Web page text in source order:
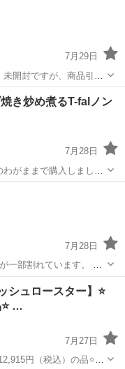
7月29日
開封ですが、商品引き
き炒め煮るT-falノン
7月28日
で御譲りしたく思いま
ままです… 確か３
7月28日
一部割れています。 そ
電
シュロースター】⭐️
…
7月27日
円（税込）の品⭐️美